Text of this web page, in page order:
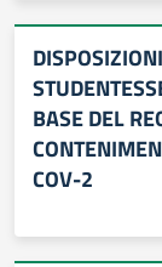
BASE DEL
COV-2